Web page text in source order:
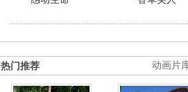
动画片
热门推荐